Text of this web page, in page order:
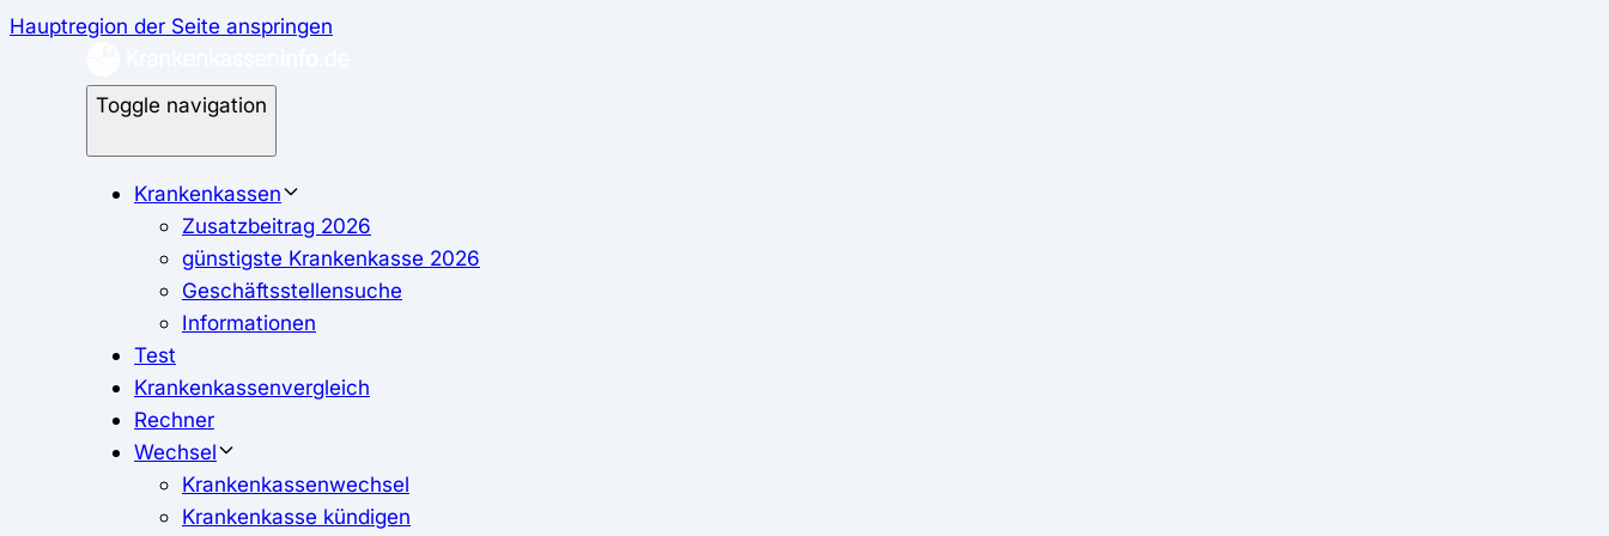
Hauptregion der Seite anspringen
Toggle navigation
Krankenkassen
Zusatzbeitrag 2026
günstigste Krankenkasse 2026
Geschäftsstellensuche
Informationen
Test
Krankenkassenvergleich
Rechner
Wechsel
Krankenkassenwechsel
Krankenkasse kündigen